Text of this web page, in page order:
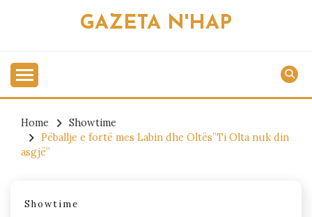
GAZETA N'HAP
Home
Showtime
Pëballje e fortë mes Labin dhe Oltës”Ti Olta nuk din
asgjë”
Showtime